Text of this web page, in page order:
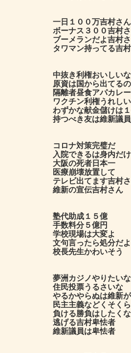
一日１００万吉村さん
ボーナス３００吉村
ブーメランだよ吉村
タワマン持ってる吉
中抜き利権おいしいな
原資は国から出てる
隔離者昼食アパカレー
ワクチン利権うれし
わずかな献金儲けは
持つべき友は維新議員
コロナ対策完璧だ
入院できるは身内だけ
大阪の死者日本一
医療崩壊放置して
テレビ出てます吉村
維新の宣伝吉村さん
塾代助成１５億
手数料分５億円
学校現場は大変よ
文句言ったら処分だよ
校長先生かわいそう
夢洲カジノやりたいな
住民投票うるさいな
やるかやらぬは維新
民主主義などくそくら
負ける勝負はしたく
逃げる吉村卑怯者
維新議員は卑怯者